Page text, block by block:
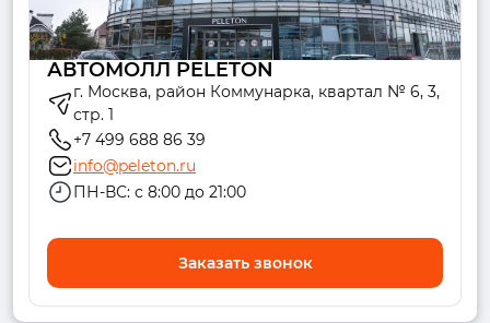
АВТОМОЛЛ PELETON
г. Москва, район Коммунарка, квартал № 6, 3,
стр. 1
+7 499 688 86 39
info@peleton.ru
ПН-ВС: с 8:00 до 21:00
Заказать звонок